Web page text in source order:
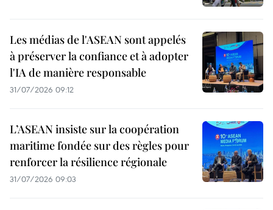
Les médias de l'ASEAN sont appelés
à préserver la confiance et à adopter
l'IA de manière responsable
31/07/2026 09:12
L’ASEAN insiste sur la coopération
maritime fondée sur des règles pour
renforcer la résilience régionale
31/07/2026 09:03